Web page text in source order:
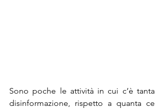
Sono poche le attività in cui c’è tanta
disinformazione, rispetto a quanta ce